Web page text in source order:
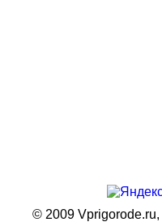
© 2009 Vprigorode.ru,